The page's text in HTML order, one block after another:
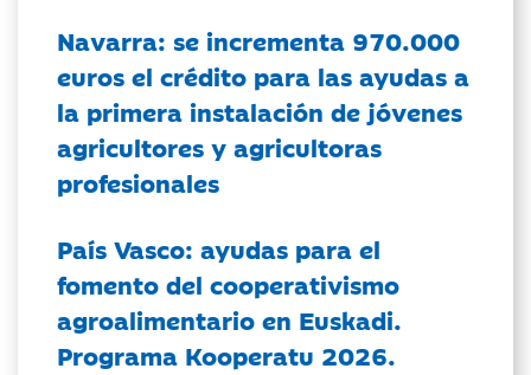
Navarra: se incrementa 970.000
euros el crédito para las ayudas a
la primera instalación de jóvenes
agricultores y agricultoras
profesionales
País Vasco: ayudas para el
fomento del cooperativismo
agroalimentario en Euskadi.
Programa Kooperatu 2026.